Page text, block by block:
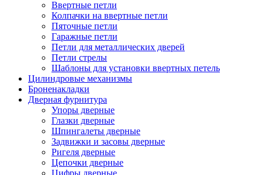
Ввертные петли
Колпачки на ввертные петли
Пяточные петли
Гаражные петли
Петли для металлических дверей
Петли стрелы
Шаблоны для установки ввертных петель
Цилиндровые механизмы
Броненакладки
Дверная фурнитура
Упоры дверные
Глазки дверные
Шпингалеты дверные
Задвижки и засовы дверные
Ригеля дверные
Цепочки дверные
Цифры дверные